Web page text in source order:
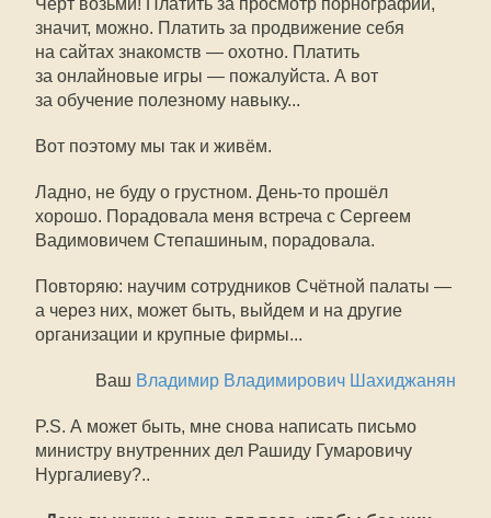
Чёрт возьми! Платить за просмотр порнографии,
значит, можно. Платить за продвижение себя
на сайтах знакомств — охотно. Платить
за онлайновые игры — пожалуйста. А вот
за обучение полезному навыку...
Вот поэтому мы так и живём.
Ладно, не буду о грустном. День-то прошёл
хорошо. Порадовала меня встреча с Сергеем
Вадимовичем Степашиным, порадовала.
Повторяю: научим сотрудников Счётной палаты —
а через них, может быть, выйдем и на другие
организации и крупные фирмы...
Ваш Владимир Владимирович Шахиджанян
P.S. А может быть, мне снова написать письмо
министру внутренних дел Рашиду Гумаровичу
Нургалиеву?..